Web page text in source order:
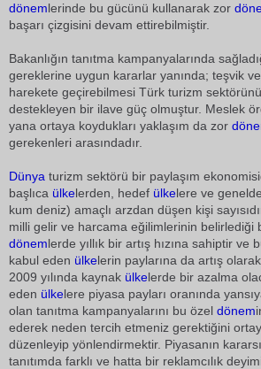
dönemlerinde bu gücünü kullanarak zor
başarı çizgisini devam ettirebilmiştir.
Bakanlığın tanıtma kampanyalarında
gereklerine uygun kararlar yanında; teşvik
harekete geçirebilmesi Türk turizm
destekleyen bir ilave güç olmuştur. Meslek
yana ortaya koydukları yaklaşım da zor
gerekenleri arasındadır.
Dünya turizm sektörü bir paylaşım
başlıca ülkelerden, hedef ülkelere ve
kum deniz) amaçlı arzdan düşen kişi
milli gelir ve harcama eğilimlerinin belirlediği
dönemlerde yıllık bir artış hızına sahiptir ve
kabul eden ülkelerin paylarına da artış
2009 yılında kaynak ülkelerde bir azalma
eden ülkelere piyasa payları oranında
olan tanıtma kampanyalarını bu özel dönem
ederek neden tercih etmeniz gerektiğini
düzenleyip yönlendirmektir. Piyasanın
tanıtımda farklı ve hatta bir reklamcılık